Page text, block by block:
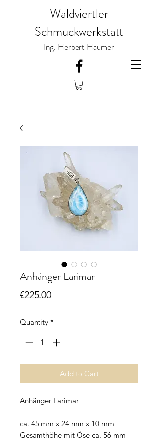
Waldviertler
Schmuckwerkstatt
Ing. Herbert Haumer
Anhänger Larimar
€225.00Price
Quantity *
Add to Cart
Anhänger Larimar
ca. 45 mm x 24 mm x 10 mm
Gesamthöhe mit Öse ca. 56 mm